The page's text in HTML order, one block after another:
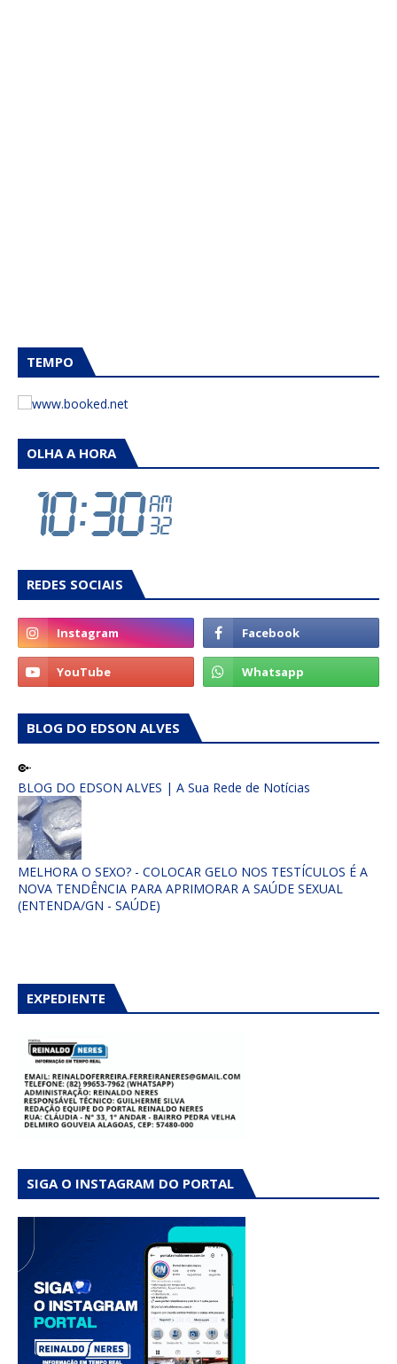
TEMPO
OLHA A HORA
REDES SOCIAIS
BLOG DO EDSON ALVES
BLOG DO EDSON ALVES | A Sua Rede de Notícias
MELHORA O SEXO? - COLOCAR GELO NOS TESTÍCULOS É A
NOVA TENDÊNCIA PARA APRIMORAR A SAÚDE SEXUAL
(ENTENDA/GN - SAÚDE)
EXPEDIENTE
SIGA O INSTAGRAM DO PORTAL